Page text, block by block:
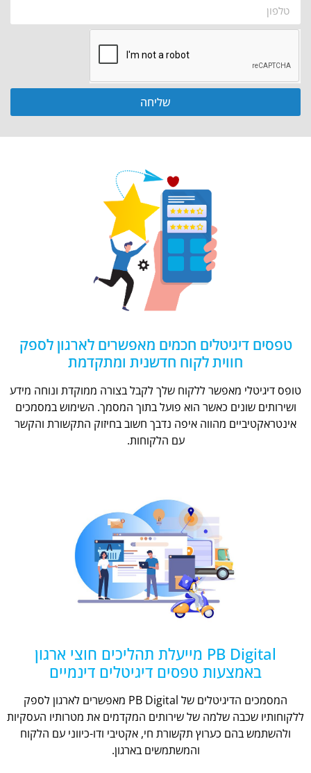
שליחה
טפסים דיגיטלים חכמים מאפשרים לארגון לספק
חווית לקוח חדשנית ומתקדמת
טופס דיגיטלי מאפשר ללקוח שלך לקבל בצורה ממוקדת ונוחה מידע
ושירותים שונים כאשר הוא פועל בתוך המסמך. השימוש במסמכים
אינטראקטיביים מהווה איפה נדבך חשוב בחיזוק התקשורת והקשר
עם הלקוחות.
PB Digital מייעלת תהליכים חוצי ארגון
באמצעות טפסים דיגיטלים דינמיים
המסמכים הדיגיטלים של PB Digital מאפשרים לארגון לספק
ללקוחותיו שכבה שלמה של שירותים המקדמים את מטרותיו העסקיות
ולהשתמש בהם כערוץ תקשורת חי, אקטיבי ודו-כיווני עם הלקוח
והמשתמשים בארגון.